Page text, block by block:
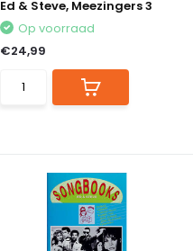
Ed & Steve, Meezingers 3
Op voorraad
€24,99